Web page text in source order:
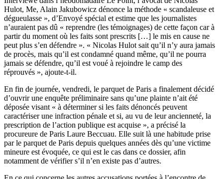
Hulot, Me, Alain Jakubowicz dénonce la méthode « scandaleuse et
dégueulasse », d’Envoyé spécial et estime que les journalistes
n’auraient pas dû « reprendre (les témoignages) de cette façon car à
partir du moment où les faits sont prescrits […] le mis en cause ne
peut plus s’en défendre ». « Nicolas Hulot sait qu’il n’y aura jamais
de procès, mais qu’il est condamné quand même, qu’il ne pourra
jamais se défendre, qu’il est voué à rejoindre le camp des
réprouvés », ajoute-t-il.
En fin de journée, vendredi, le parquet de Paris a finalement décidé
d’ouvrir une enquête préliminaire sans qu’une plainte n’ait été
déposée visant « à déterminer si les faits dénoncés peuvent
caractériser une infraction pénale et si, au vu de leur ancienneté, la
prescription de l’action publique est acquise », a précisé la
procureure de Paris Laure Beccuau. Elle suit là une habitude prise
par le parquet de Paris depuis quelques années dès qu’une victime
mineure est évoquée, ce qui est le cas dans ce dossier, afin
notamment de vérifier s’il n’en existe pas d’autres.